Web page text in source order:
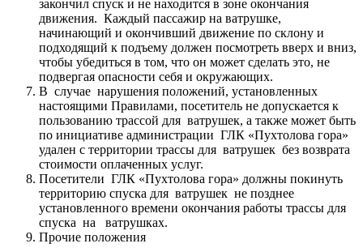
закончил спуск и не находится в зоне окончания
движения. Каждый пассажир на ватрушке,
начинающий и окончивший движение по склону и
подходящий к подъему должен посмотреть вверх и вниз,
чтобы убедиться в том, что он может сделать это, не
подвергая опасности себя и окружающих.
В случае нарушения положений, установленных
настоящими Правилами, посетитель не допускается к
пользованию трассой для ватрушек, а также может быть
по инициативе администрации ГЛК «Пухтолова гора»
удален с территории трассы для ватрушек без возврата
стоимости оплаченных услуг.
Посетители ГЛК «Пухтолова гора» должны покинуть
территорию спуска для ватрушек не позднее
установленного времени окончания работы трассы для
спуска на ватрушках.
Прочие положения